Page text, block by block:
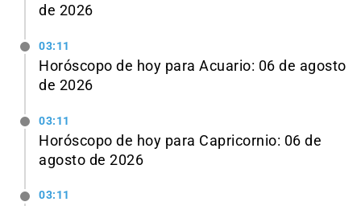
de 2026
03:11
Horóscopo de hoy para Acuario: 06 de agosto
de 2026
03:11
Horóscopo de hoy para Capricornio: 06 de
agosto de 2026
03:11